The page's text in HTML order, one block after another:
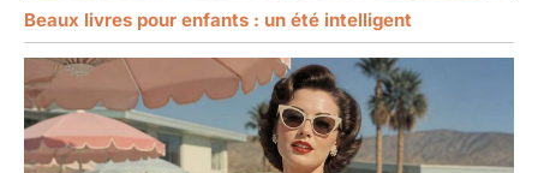
Beaux livres pour enfants : un été intelligent